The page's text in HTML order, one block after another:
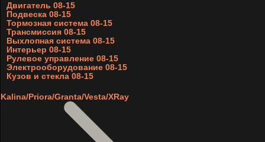
Двигатель 08-15
Подвеска 08-15
Тормозная система 08-15
Трансмиссия 08-15
Выхлопная система 08-15
Интерьер 08-15
Рулевое управление 08-15
Электрооборудование 08-15
Кузов и стекла 08-15
Kalina/Priora/Granta/Vesta/XRay